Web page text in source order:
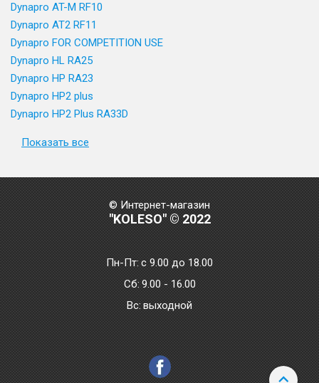
Dynapro AT-M RF10
Dynapro AT2 RF11
Dynapro FOR COMPETITION USE
Dynapro HL RA25
Dynapro HP RA23
Dynapro HP2 plus
Dynapro HP2 Plus RA33D
Показать все
© Интернет-магазин
"KOLESO" © 2022
Пн-Пт:с 9.00 до 18.00
Сб: 9.00 - 16.00
Bc: выходной